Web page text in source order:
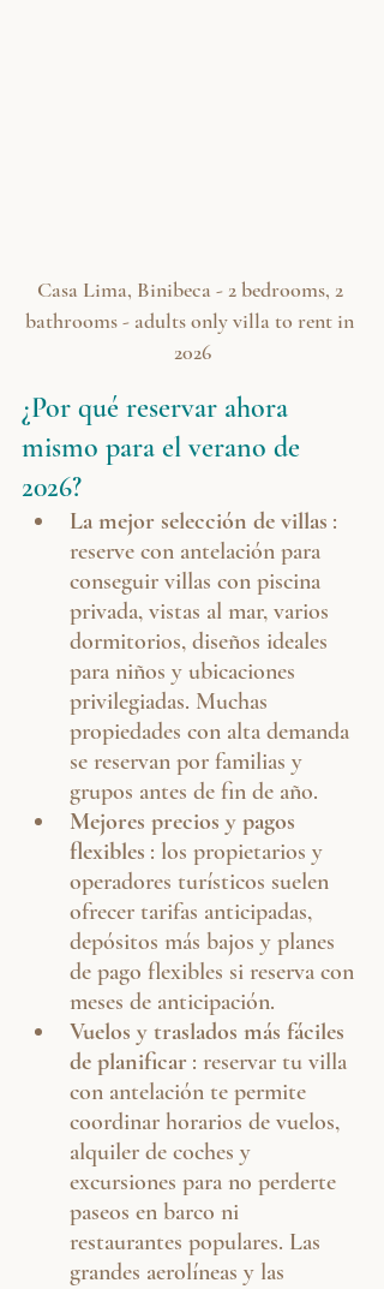
Casa Lima, Binibeca - 2 bedrooms, 2
bathrooms - adults only villa to rent in
2026
¿Por qué reservar ahora
mismo para el verano de
2026?
La mejor selección de villas :
reserve con antelación para
conseguir villas con piscina
privada, vistas al mar, varios
dormitorios, diseños ideales
para niños y ubicaciones
privilegiadas. Muchas
propiedades con alta demanda
se reservan por familias y
grupos antes de fin de año.
Mejores precios y pagos
flexibles : los propietarios y
operadores turísticos suelen
ofrecer tarifas anticipadas,
depósitos más bajos y planes
de pago flexibles si reserva con
meses de anticipación.
Vuelos y traslados más fáciles
de planificar : reservar tu villa
con antelación te permite
coordinar horarios de vuelos,
alquiler de coches y
excursiones para no perderte
paseos en barco ni
restaurantes populares. Las
grandes aerolíneas y las